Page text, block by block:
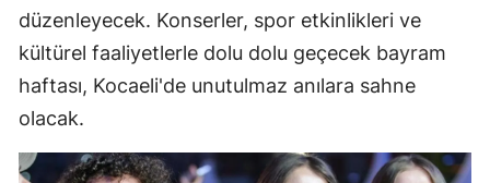
düzenleyecek. Konserler, spor etkinlikleri ve
kültürel faaliyetlerle dolu dolu geçecek bayram
haftası, Kocaeli'de unutulmaz anılara sahne
olacak.